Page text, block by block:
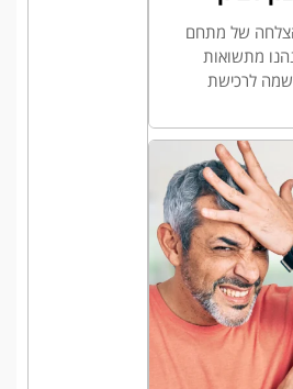
של מתחם
נהנו מתשואות
לרכישת